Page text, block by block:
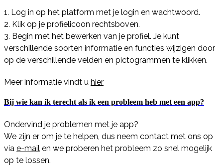
1. Log in op het platform met je login en wachtwoord.
2. Klik op je profielicoon rechtsboven.
3. Begin met het bewerken van je profiel. Je kunt
verschillende soorten informatie en functies wijzigen door
op de verschillende velden en pictogrammen te klikken.
Meer informatie vindt u hier
Bij wie kan ik terecht als ik een probleem heb met een app?
Ondervind je problemen met je app?
We zijn er om je te helpen, dus neem contact met ons op
via e-mail en we proberen het probleem zo snel mogelijk
op te lossen.